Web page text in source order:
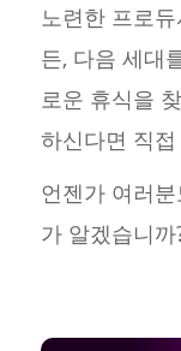
노련한 프로
든, 다음 세대
로운 휴식을
하신다면 직
언젠가 여러
가 알겠습니까